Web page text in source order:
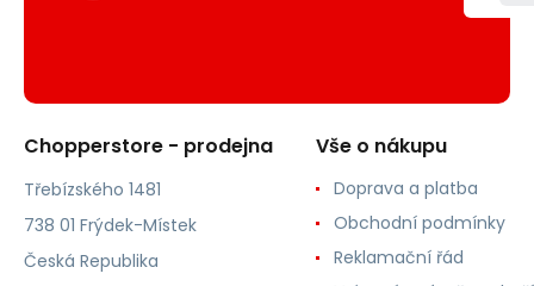
Chopperstore - prodejna
Třebízského 1481
738 01 Frýdek-Místek
Česká Republika
Vše o nákupu
Doprava a platba
Obchodní podmínky
Reklamační řád